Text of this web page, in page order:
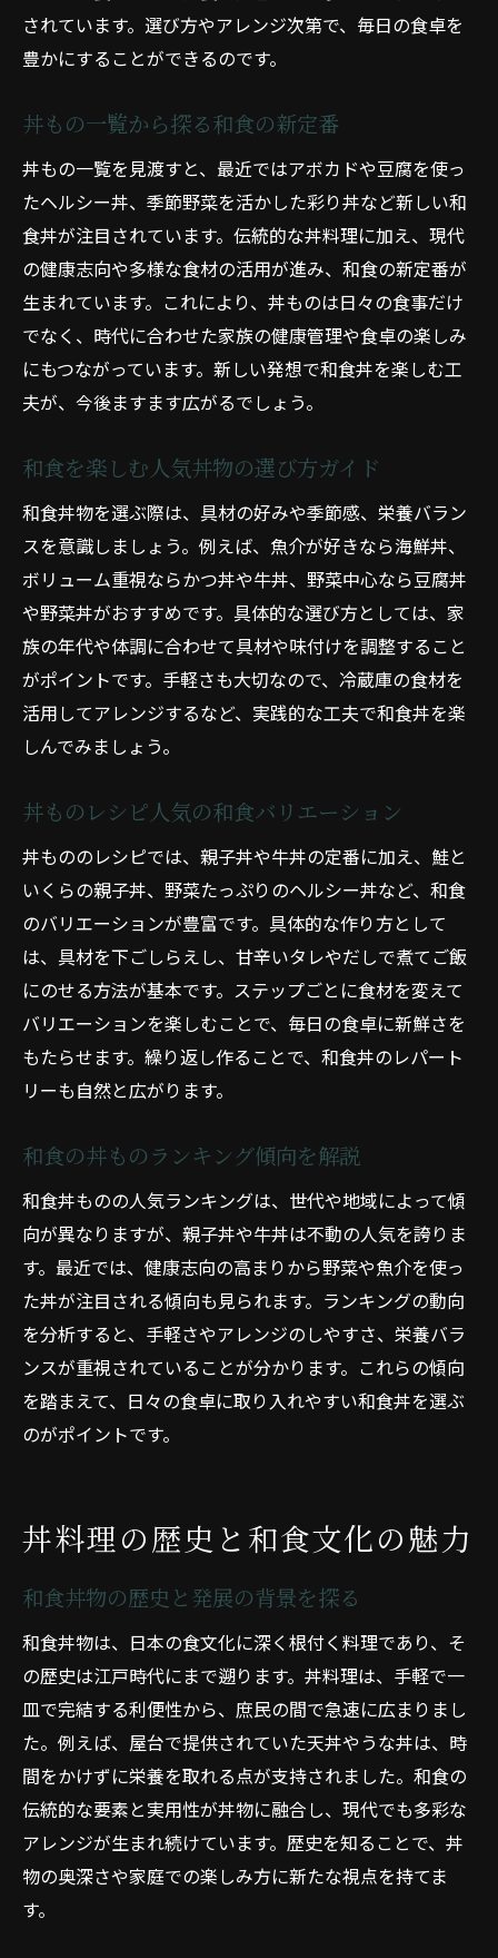
されています。選び方やアレンジ次第で、毎日の食卓を
豊かにすることができるのです。
丼もの一覧から探る和食の新定番
丼もの一覧を見渡すと、最近ではアボカドや豆腐を使っ
たヘルシー丼、季節野菜を活かした彩り丼など新しい和
食丼が注目されています。伝統的な丼料理に加え、現代
の健康志向や多様な食材の活用が進み、和食の新定番が
生まれています。これにより、丼ものは日々の食事だけ
でなく、時代に合わせた家族の健康管理や食卓の楽しみ
にもつながっています。新しい発想で和食丼を楽しむ工
夫が、今後ますます広がるでしょう。
和食を楽しむ人気丼物の選び方ガイド
和食丼物を選ぶ際は、具材の好みや季節感、栄養バラン
スを意識しましょう。例えば、魚介が好きなら海鮮丼、
ボリューム重視ならかつ丼や牛丼、野菜中心なら豆腐丼
や野菜丼がおすすめです。具体的な選び方としては、家
族の年代や体調に合わせて具材や味付けを調整すること
がポイントです。手軽さも大切なので、冷蔵庫の食材を
活用してアレンジするなど、実践的な工夫で和食丼を楽
しんでみましょう。
丼ものレシピ人気の和食バリエーション
丼もののレシピでは、親子丼や牛丼の定番に加え、鮭と
いくらの親子丼、野菜たっぷりのヘルシー丼など、和食
のバリエーションが豊富です。具体的な作り方として
は、具材を下ごしらえし、甘辛いタレやだしで煮てご飯
にのせる方法が基本です。ステップごとに食材を変えて
バリエーションを楽しむことで、毎日の食卓に新鮮さを
もたらせます。繰り返し作ることで、和食丼のレパート
リーも自然と広がります。
和食の丼ものランキング傾向を解説
和食丼ものの人気ランキングは、世代や地域によって傾
向が異なりますが、親子丼や牛丼は不動の人気を誇りま
す。最近では、健康志向の高まりから野菜や魚介を使っ
た丼が注目される傾向も見られます。ランキングの動向
を分析すると、手軽さやアレンジのしやすさ、栄養バラ
ンスが重視されていることが分かります。これらの傾向
を踏まえて、日々の食卓に取り入れやすい和食丼を選ぶ
のがポイントです。
丼料理の歴史と和食文化の魅力
和食丼物の歴史と発展の背景を探る
和食丼物は、日本の食文化に深く根付く料理であり、そ
の歴史は江戸時代にまで遡ります。丼料理は、手軽で一
皿で完結する利便性から、庶民の間で急速に広まりまし
た。例えば、屋台で提供されていた天丼やうな丼は、時
間をかけずに栄養を取れる点が支持されました。和食の
伝統的な要素と実用性が丼物に融合し、現代でも多彩な
アレンジが生まれ続けています。歴史を知ることで、丼
物の奥深さや家庭での楽しみ方に新たな視点を持てま
す。